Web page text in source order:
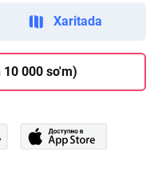
Xaritada
000 so'm)